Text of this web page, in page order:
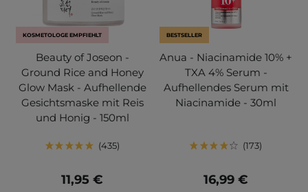
KOSMETOLOGE EMPFIEHLT
Beauty of Joseon -
Ground Rice and Honey
Glow Mask - Aufhellende
Gesichtsmaske mit Reis
und Honig - 150ml
435
11,95 €
BESTSELLER
Anua - Niacinamide 10% +
TXA 4% Serum -
Aufhellendes Serum mit
Niacinamide - 30ml
173
16,99 €